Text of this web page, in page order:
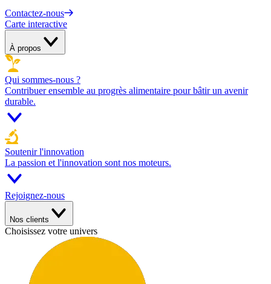
Contactez-nous
Carte interactive
À propos
Qui sommes-nous ?
Contribuer ensemble au progrès alimentaire pour bâtir un avenir
durable.
Soutenir l'innovation
La passion et l'innovation sont nos moteurs.
Rejoignez-nous
Nos clients
Choisissez votre univers